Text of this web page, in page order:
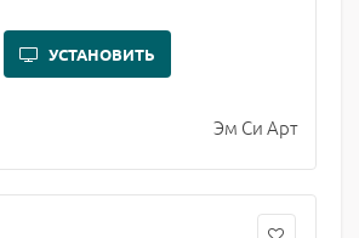
УСТАНОВИТЬ
Эм Си Арт